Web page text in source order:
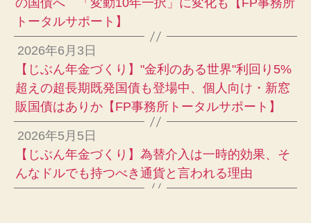
の国債へ 「変動10年一択」に変化も【FP事務所
トータルサポート】
2026年6月3日
【じぶん年金づくり】"金利のある世界"利回り5%
超えの超長期既発国債も登場中、個人向け・新窓
販国債はありか【FP事務所トータルサポート】
2026年5月5日
【じぶん年金づくり】為替介入は一時的効果、そ
んなドルでも持つべき通貨と言われる理由